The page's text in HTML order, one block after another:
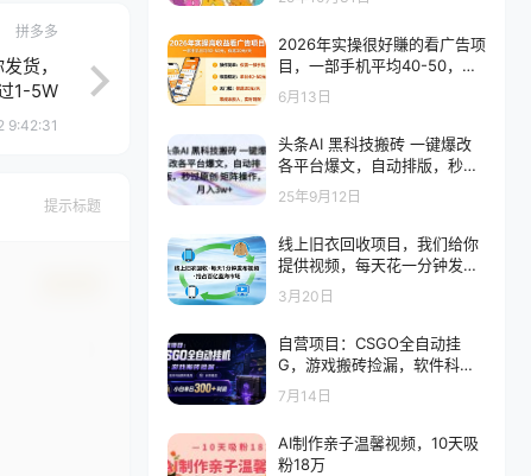
拼多多
货，
1-5W
9:42:31
提示标题
2026年实操很好賺的看广告项
目，一部手机平均40-50，保
底30一天
6月13日
头条AI 黑科技搬砖 一键爆改
各平台爆文，自动排版，秒过
原创 矩阵操作，月入3w+【揭
秘】
25年9月12日
线上旧衣回收项目，我们给你
提供视频，每天花一分钟发布
视频，抢占百亿蓝海市场
3月20日
自营项目：CSGO全自动挂
G，游戏搬砖捡漏，软件科技
简单易用，长期稳定，小白单
日300+利润
7月14日
AI制作亲子温馨视频，10天吸
粉18万